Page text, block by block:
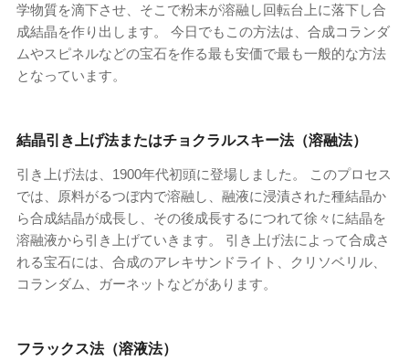
学物質を滴下させ、そこで粉末が溶融し回転台上に落下し合
成結晶を作り出します。 今日でもこの方法は、合成コランダ
ムやスピネルなどの宝石を作る最も安価で最​​も一般的な方法
となっています。
結晶引き上げ法またはチョクラルスキー法（溶融法）
引き上げ法は、1900年代初頭に登場しました。 このプロセス
では、原料がるつぼ内で溶融し、融液に浸漬された種結晶か
ら合成結晶が成長し、その後成長するにつれて徐々に結晶を
溶融液から引き上げていきます。 引き上げ法によって合成さ
れる宝石には、合成のアレキサンドライト、クリソベリル、
コランダム、ガーネットなどがあります。
フラックス法（溶液法）